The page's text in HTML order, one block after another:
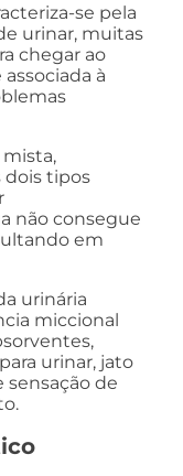
se pela
urinar, muitas
chegar ao
à
dois tipos
não consegue
em
urinária
miccional
urinar, jato
sensação de